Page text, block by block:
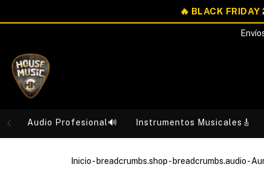
Audio Profesional🔊 Instrumentos Musicales🎸
Inicio- breadcrumbs.shop- breadcrumbs.audio-